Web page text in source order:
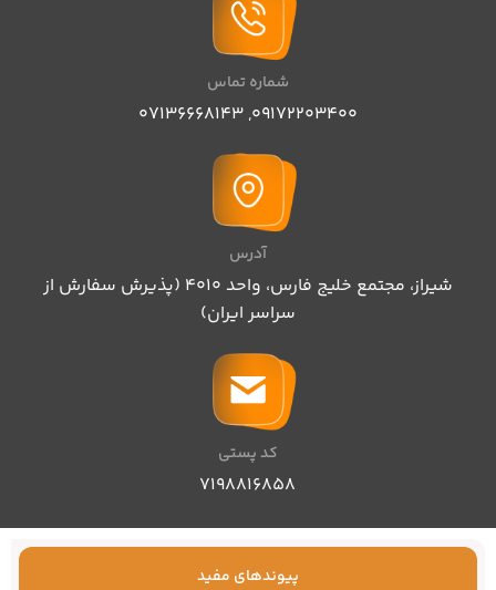
شماره تماس
09172203400
,
07136668143
آدرس
شیراز، مجتمع خلیج فارس، واحد ۴۰۱۰ (پذیرش سفارش از
سراسر ایران)
کد پستی
۷۱۹۸۸۱۶۸۵۸
پیوندهای مفید